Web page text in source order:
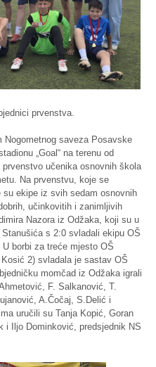
prvenstva.
Nogometnog saveza Posavske
„Goal“ na terenu od
učenika osnovnih škola
Na prvenstvu, koje se
ekipe iz svih sedam osnovnih
učinkovitih i zanimljivih
Nazora iz Odžaka, koji su u
s 2:0 svladali ekipu OŠ
borbi za treće mjesto OŠ
2) svladala je sastav OŠ
momčad iz Odžaka igrali
F. Salkanović, T.
A.Čočaj, S.Delić i
uručili su Tanja Kopić, Goran
i Iljo Dominković, predsjednik NS